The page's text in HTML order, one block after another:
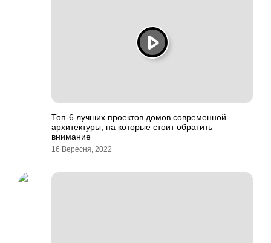
Топ-6 лучших проектов домов современной
архитектуры, на которые стоит обратить
внимание
16 Вересня, 2022